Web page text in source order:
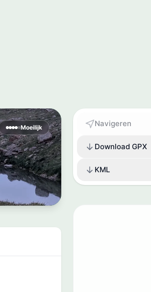
Moeilijk Navigeren
Download GPX
KML